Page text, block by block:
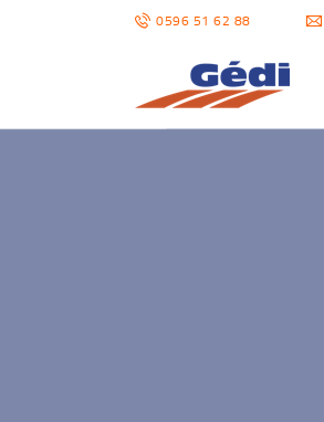
0596 51 62 88